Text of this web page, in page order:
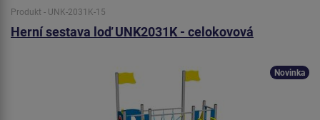
Produkt - UNK-2031K-15
Herní sestava loď UNK2031K - celokovová
Novinka